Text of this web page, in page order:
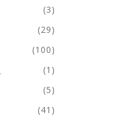
(3)
(29)
(100)
(1)
(5)
(41)